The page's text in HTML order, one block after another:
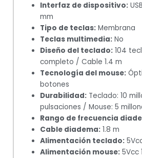
Interfaz de dispositivo:
mm
Tipo de teclas: Membrana
Teclas multimedia: No
Diseño del teclado: 104
completo / Cable 1.4 m
Tecnología del mouse:
botones
Durabilidad: Teclado: 10
pulsaciones / Mouse: 5
Rango de frecuencia
Cable diadema: 1.8 m
Alimentación teclado:
Alimentación mouse: 5Vcc